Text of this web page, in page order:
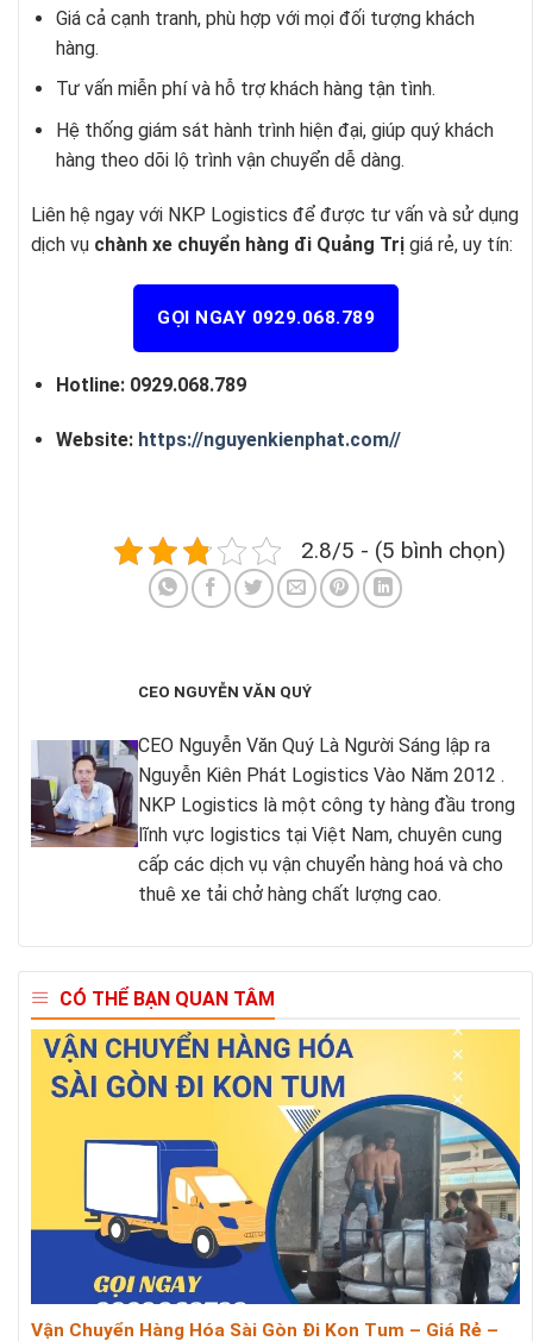
Giá cả cạnh tranh, phù hợp với mọi đối tượng khách
hàng.
Tư vấn miễn phí và hỗ trợ khách hàng tận tình.
Hệ thống giám sát hành trình hiện đại, giúp quý khách
hàng theo dõi lộ trình vận chuyển dễ dàng.
Liên hệ ngay với NKP Logistics để được tư vấn và sử dụng
dịch vụ chành xe chuyển hàng đi Quảng Trị giá rẻ, uy tín:
GỌI NGAY 0929.068.789
Hotline: 0929.068.789
Website: https://nguyenkienphat.com//
2.8/5 - (5 bình chọn)
CEO NGUYỄN VĂN QUÝ
CEO Nguyễn Văn Quý Là Người Sáng lập ra
Nguyễn Kiên Phát Logistics Vào Năm 2012 .
NKP Logistics là một công ty hàng đầu trong
lĩnh vực logistics tại Việt Nam, chuyên cung
cấp các dịch vụ vận chuyển hàng hoá và cho
thuê xe tải chở hàng chất lượng cao.
CÓ THỂ BẠN QUAN TÂM
Vận Chuyển Hàng Hóa Sài Gòn Đi Kon Tum – Giá Rẻ –